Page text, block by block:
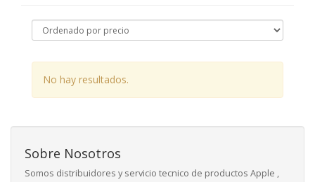
No hay resultados.
Sobre Nosotros
Somos distribuidores y servicio tecnico de productos Apple ,